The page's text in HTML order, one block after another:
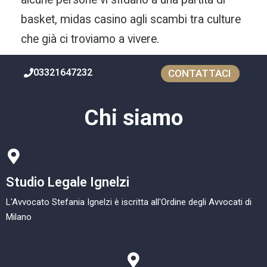
basket, midas casino agli scambi tra culture
che già ci troviamo a vivere.
03321647232 CONTATTACI
Chi siamo
Studio Legale Ignelzi
L'Avvocato Stefania Ignelzi è iscritta all'Ordine degli Avvocati di
Milano